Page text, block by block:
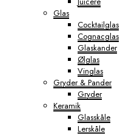
Glas
Cocktailglas
Cognacglas
Glaskander
Ølglas
Vinglas
Gryder & Pander
Gryder
Keramik
Glasskåle
Lerskåle